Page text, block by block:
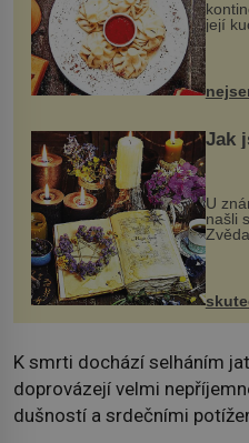
její
Jak
U
našli
jsem
na
K smrti dochází selháním
doprovázejí velmi
dušností a srdečními